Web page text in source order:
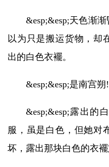
&esp;&esp;天色渐
以为只是搬运货物，却
出的白色衣襬。
&esp;&esp;是南宫朔!
&esp;&esp;露出的
服，虽是白色，但她对
坏，露出那块白色的衣